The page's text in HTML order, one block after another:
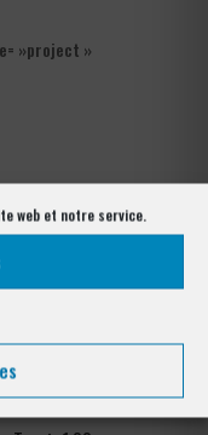
web et notre service.
»project »